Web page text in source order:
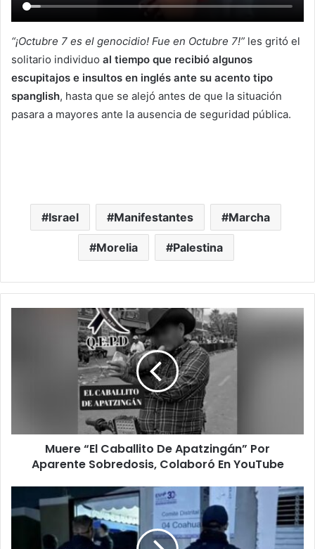
“¡Octubre 7 es el genocidio! Fue en Octubre 7!” les gritó el
solitario individuo al tiempo que recibió algunos
escupitajos e insultos en inglés ante su acento tipo
spanglish, hasta que se alejó antes de que la situación
pasara a mayores ante la ausencia de seguridad pública.
Israel Manifestantes Marcha
Morelia Palestina
Colaboró
YouTube
Muere “El Caballito De Apatzingán” Por
Aparente Sobredosis, Colaboró En YouTube
Michoacán
Comienza
Operativos